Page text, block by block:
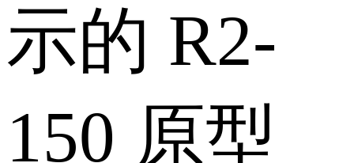
示的 R2-
150 原型